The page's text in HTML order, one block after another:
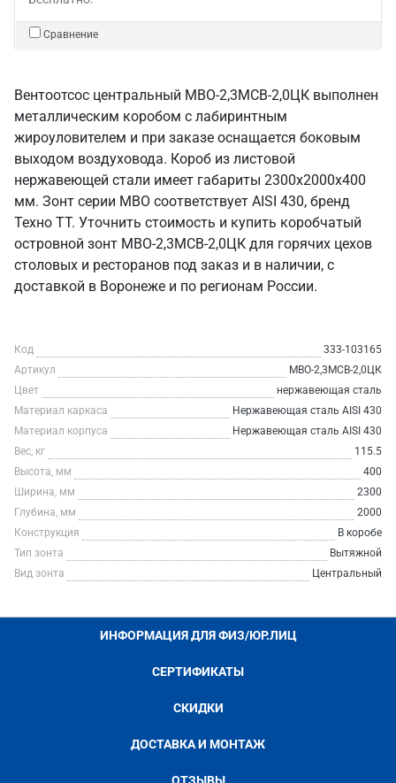
Сравнение
Вентоотсос центральный МВО-2,3МСВ-2,0ЦК выполнен
металлическим коробом с лабиринтным
жироуловителем и при заказе оснащается боковым
выходом воздуховода. Короб из листовой
нержавеющей стали имеет габариты 2300х2000х400
мм. Зонт серии МВО соответствует AISI 430, бренд
Техно ТТ. Уточнить стоимость и купить коробчатый
островной зонт МВО-2,3МСВ-2,0ЦК для горячих цехов
столовых и ресторанов под заказ и в наличии, с
доставкой в Воронеже и по регионам России.
Код
333-103165
Артикул
МВО-2,3МСВ-2,0ЦК
Цвет
нержавеющая сталь
Материал каркаса
Нержавеющая сталь AISI 430
Материал корпуса
Нержавеющая сталь AISI 430
Вес, кг
115.5
Высота, мм
400
Ширина, мм
2300
Глубина, мм
2000
Конструкция
В коробе
Тип зонта
Вытяжной
Вид зонта
Центральный
ИНФОРМАЦИЯ ДЛЯ ФИЗ/ЮР.ЛИЦ
СЕРТИФИКАТЫ
СКИДКИ
ДОСТАВКА И МОНТАЖ